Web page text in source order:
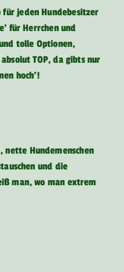
jeden Hundebesitzer
für Herrchen und
tolle Optionen,
TOP, da gibts nur
hoch'!
nette Hundemenschen
und die
man, wo man extrem